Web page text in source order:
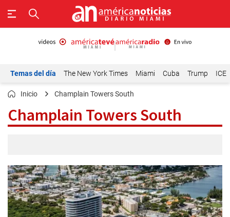
Temas del día The New York Times Miami Cuba Trump ICE
Inicio Champlain Towers South
Champlain Towers South